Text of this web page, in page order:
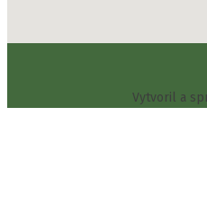
Vytvoril a